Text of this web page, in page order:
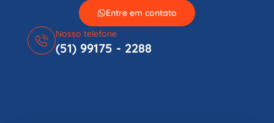
Entre em contato
Nosso telefone
(51) 99175 - 2288